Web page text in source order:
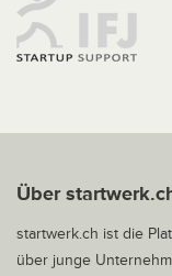
Über
startwerk.ch ist die
über junge